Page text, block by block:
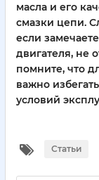
масла и его
смазки цепи.
если
двигателя, не
помните, что
важно
условий
Статьи